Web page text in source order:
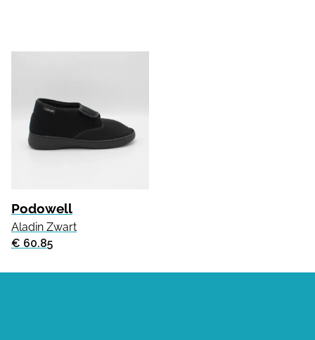
Podowell
Aladin Zwart
€ 60.85